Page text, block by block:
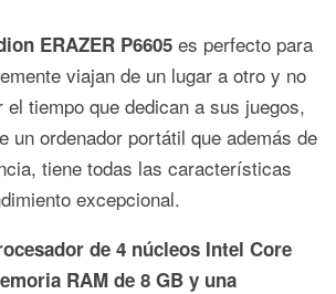
ERAZER P6605 es perfecto para
viajan de un lugar a otro y no
tiempo que dedican a sus juegos,
un ordenador portátil que además de
tiene todas las características
excepcional.
de 4 núcleos Intel Core
RAM de 8 GB y una